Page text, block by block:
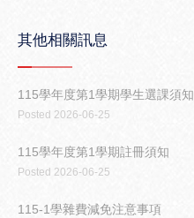
其他相關訊息
115學年度第1學期學生選課須知
Posted 2026-06-25
115學年度第1學期註冊須知
Posted 2026-06-25
115-1學雜費減免注意事項